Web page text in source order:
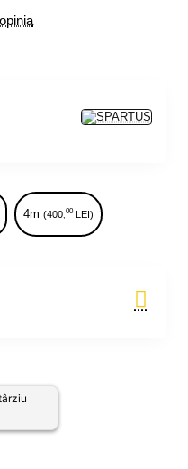
4m (400, 00LEI)